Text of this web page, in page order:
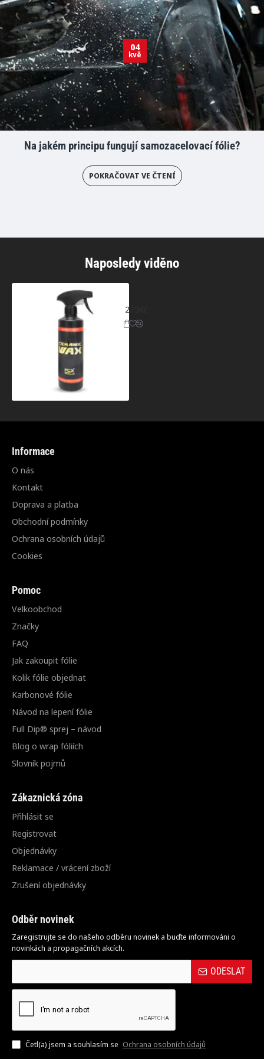
04
kvě
Na jakém principu fungují samozacelovací fólie?
POKRAČOVAT VE ČTENÍ
Naposledy viděno
275Kč
Informace
O nás
Kontakt
Doprava a platba
Obchodní podmínky
Ochrana osobních údajů
Cookies
Pomoc
Velkoobchod
Značky
FAQ
Jak zakoupit fólie
Kolik fólie objednat
Karbonové fólie
Návod na lepení fólie
Full Dip® sprej – návod
Blog o wrap fóliích
Slovník pojmů
Zákaznická zóna
Přihlásit se
Registrovat
Objednávky
Reklamace / vrácení zboží
Zrušení objednávky
Odběr novinek
Zaregistrujte se do našeho odběru novinek a buďte informováni o
novinkách a propagačních akcích.
ODESLAT
Četl(a) jsem a souhlasím se Ochrana osobních údajů